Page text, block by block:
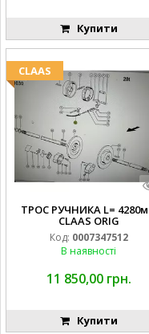
Купити
CLAAS
ТРОС РУЧНИКА L=
CLAAS ORIG
Код: 0007347512
В наявності
11 850,00 грн.
Купити